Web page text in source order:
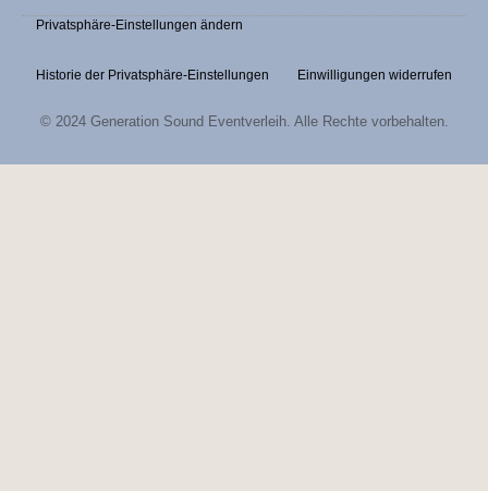
c
b
o
k
s
a
g
a
© 2024 Generation Sound Eventverleih. Alle Rechte vorbehalten.
Privatsphäre-Einstellungen ändern
Historie der Privatsphäre-Einstellungen Einwilligungen widerrufen